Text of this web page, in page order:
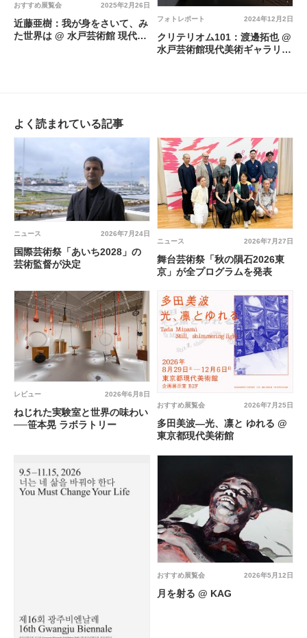
2025年2月26日
おすすめ展覧会
近藤亜樹：我が身をさいて、み
た世界は @ 水戸芸術館 現代美
2024年12月2日
フォトレポート
クリテリオム101：渡邊拓也 @
水戸芸術館現代美術ギャラリー
よく読まれている記事
2026年7月24日
ニュース
国際芸術祭「あいち2028」の
芸術監督が決定
2026年7月27日
ニュース
舞台芸術祭「秋の隕石2026東
京」が全プログラムを発表
2026年6月8日
レビュー
ねじれた実験室と世界の味わい
──笹本晃 ラボラトリー
2026年7月25日
おすすめ展覧会
多田美波―光、凛と ゆれる @
東京都現代美術館
2026年5月12日
おすすめ展覧会
月を射る @ KAG